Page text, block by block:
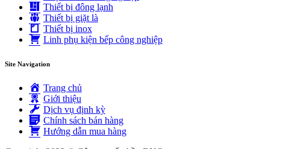
Thiết bị đông lạnh
Thiết bị giặt là
Thiết bị inox
Linh phụ kiện bếp công nghiệp
Site Navigation
Trang chủ
Giới thiệu
Dịch vụ định kỳ
Chính sách bán hàng
Hướng dẫn mua hàng